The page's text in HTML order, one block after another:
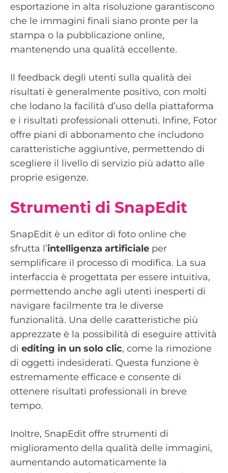
esportazione in alta risoluzione garantiscono
che le immagini finali siano pronte per la
stampa o la pubblicazione online,
mantenendo una qualità eccellente.
Il feedback degli utenti sulla qualità dei
risultati è generalmente positivo, con molti
che lodano la facilità d’uso della piattaforma
e i risultati professionali ottenuti. Infine, Fotor
offre piani di abbonamento che includono
caratteristiche aggiuntive, permettendo di
scegliere il livello di servizio più adatto alle
proprie esigenze.
Strumenti di SnapEdit
SnapEdit è un editor di foto online che
sfrutta l’intelligenza artificiale per
semplificare il processo di modifica. La sua
interfaccia è progettata per essere intuitiva,
permettendo anche agli utenti inesperti di
navigare facilmente tra le diverse
funzionalità. Una delle caratteristiche più
apprezzate è la possibilità di eseguire attività
di editing in un solo clic, come la rimozione
di oggetti indesiderati. Questa funzione è
estremamente efficace e consente di
ottenere risultati professionali in breve
tempo.
Inoltre, SnapEdit offre strumenti di
miglioramento della qualità delle immagini,
aumentando automaticamente la